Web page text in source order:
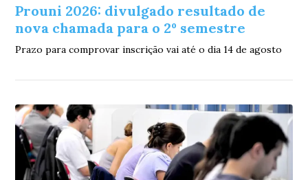
Prouni 2026: divulgado resultado de
nova chamada para o 2º semestre
Prazo para comprovar inscrição vai até o dia 14 de agosto